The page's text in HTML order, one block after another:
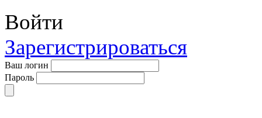
Войти
Зарегистрироваться
Ваш логин
Пароль